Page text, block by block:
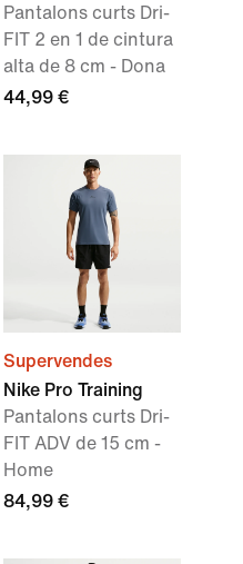
Pantalons curts Dri-
FIT 2 en 1 de cintura
alta de 8 cm - Dona
44,99 €
Supervendes
Nike Pro Training
Pantalons curts Dri-
FIT ADV de 15 cm -
Home
84,99 €